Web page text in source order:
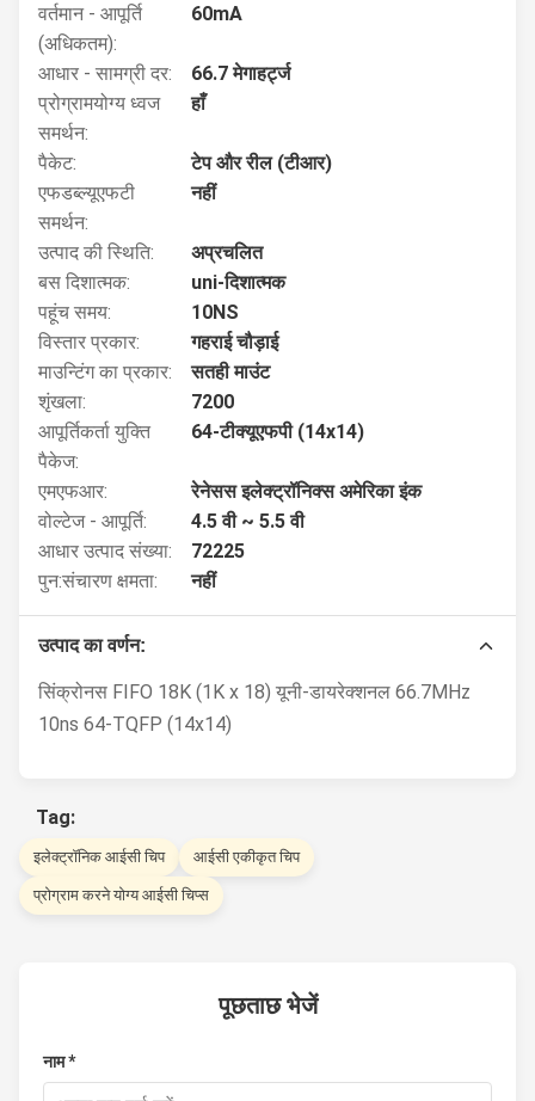
वर्तमान - आपूर्ति
(अधिकतम):
60mA
आधार - सामग्री दर:
66.7 मेगाहर्ट्ज
प्रोग्रामयोग्य ध्वज
समर्थन:
हाँ
पैकेट:
टेप और रील (टीआर)
एफडब्ल्यूएफटी
समर्थन:
नहीं
उत्पाद की स्थिति:
अप्रचलित
बस दिशात्मक:
uni-दिशात्मक
पहूंच समय:
10NS
विस्तार प्रकार:
गहराई चौड़ाई
माउन्टिंग का प्रकार:
सतही माउंट
शृंखला:
7200
आपूर्तिकर्ता युक्ति
पैकेज:
64-टीक्यूएफपी (14x14)
एमएफआर:
रेनेसस इलेक्ट्रॉनिक्स अमेरिका इंक
वोल्टेज - आपूर्ति:
4.5 वी ~ 5.5 वी
आधार उत्पाद संख्या:
72225
पुन:संचारण क्षमता:
नहीं
उत्पाद का वर्णन:
सिंक्रोनस FIFO 18K (1K x 18) यूनी-डायरेक्शनल 66.7MHz
10ns 64-TQFP (14x14)
Tag:
इलेक्ट्रॉनिक आईसी चिप आईसी एकीकृत चिप
प्रोग्राम करने योग्य आईसी चिप्स
पूछताछ भेजें
नाम *